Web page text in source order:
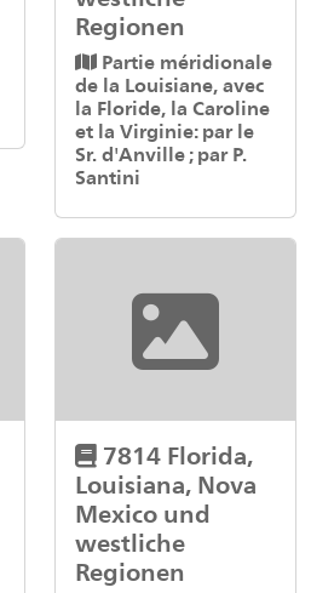
Regionen
Partie méridionale
de la Louisiane, avec
la Floride, la Caroline
et la Virginie: par le
Sr. d'Anville ; par P.
Santini
7814 Florida,
Louisiana, Nova
Mexico und
westliche
Regionen